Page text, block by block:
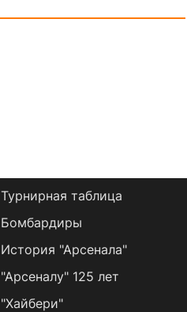
Турнирная таблица
Бомбардиры
История "Арсенала"
"Арсеналу" 125 лет
"Хайбери"